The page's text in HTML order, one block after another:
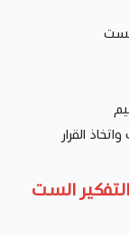
القرار
الست